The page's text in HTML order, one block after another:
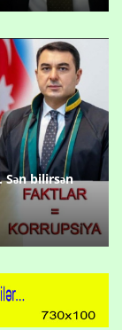
Sən bilirsən